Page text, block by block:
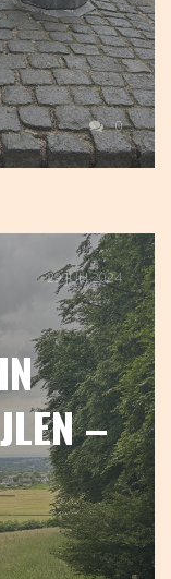
0
29 JULI 2024
–